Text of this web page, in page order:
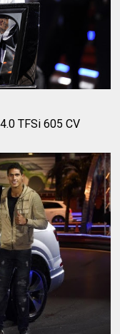
TFSi 605 CV